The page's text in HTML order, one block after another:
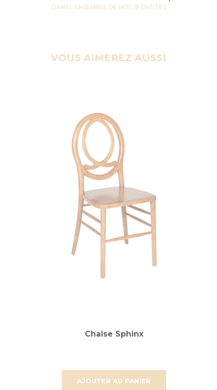
DANS L'ENSEMBLE DE NOS 19 ENTITES
VOUS AIMEREZ AUSSI
AJOUTER AU PANIER
Chaise Sphinx